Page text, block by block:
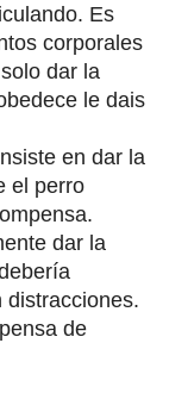
Es
corporales
dar la
le dais
en dar la
el perro
dar la
distracciones.
de